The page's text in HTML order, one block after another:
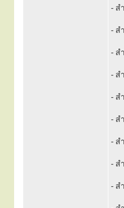
- ส
- ส
- ส
- ส
- ส
- ส
- ส
- ส
- ส